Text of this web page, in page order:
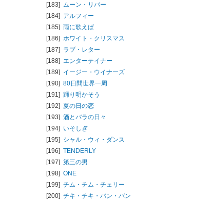
[183] ムーン・リバー
[184] アルフィー
[185] 雨に歌えば
[186] ホワイト・クリスマス
[187] ラブ・レター
[188] エンターテイナー
[189] イージー・ウイナーズ
[190] 80日間世界一周
[191] 踊り明かそう
[192] 夏の日の恋
[193] 酒とバラの日々
[194] いそしぎ
[195] シャル・ウィ・ダンス
[196] TENDERLY
[197] 第三の男
[198] ONE
[199] チム・チム・チェリー
[200] チキ・チキ・バン・バン